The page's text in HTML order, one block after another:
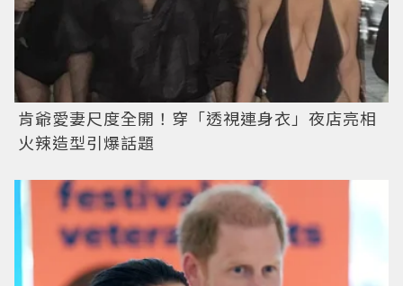
肯爺愛妻尺度全開！穿「透視連身衣」夜店亮相
火辣造型引爆話題